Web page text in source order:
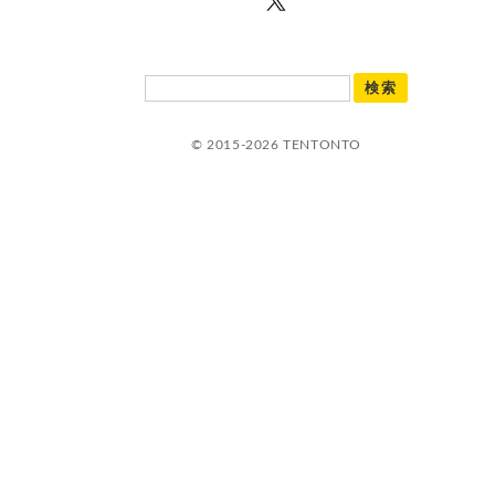
© 2015-2026 TENTONTO